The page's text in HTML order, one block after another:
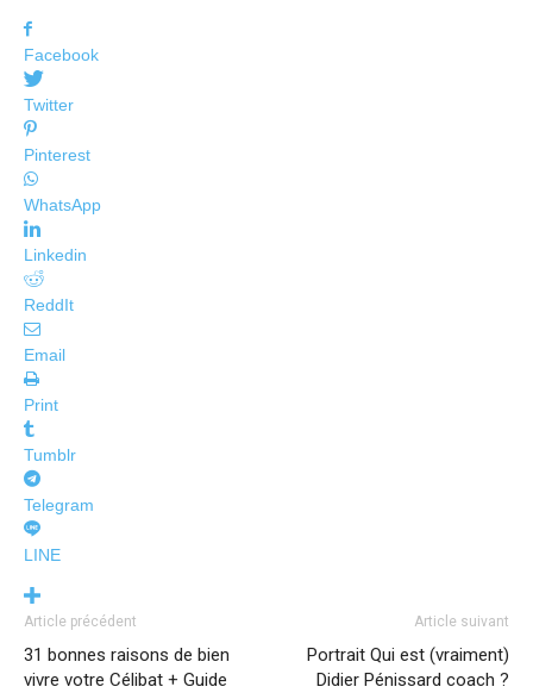
Facebook
Twitter
Pinterest
WhatsApp
Linkedin
ReddIt
Email
Print
Tumblr
Telegram
LINE
Article précédent
31 bonnes raisons de bien
vivre votre Célibat + Guide
Article suivant
Portrait Qui est (vraiment)
Didier Pénissard coach ?